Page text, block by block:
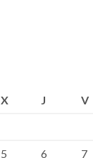
X J V
5 6 7